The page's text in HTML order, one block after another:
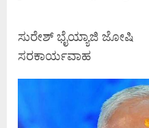
ಸುರೇಶ್ ಭೈಯ್ಯಾಜಿ ಜೋಷಿ
ಸರಕಾರ್ಯವಾಹ